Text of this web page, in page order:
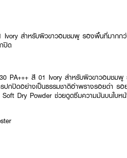
Ivory สำหรับผิวขาวอมชมพู รองพื้นที่มาก
ปิด
PA+++ สี 01 Ivory สำหรับผิวขาวอมชม
กปิดอย่างเป็นธรรมชาติอำพรางรอยดำ รอ
Dry Powder ช่วยดูดซึมความมันบนใบหน้